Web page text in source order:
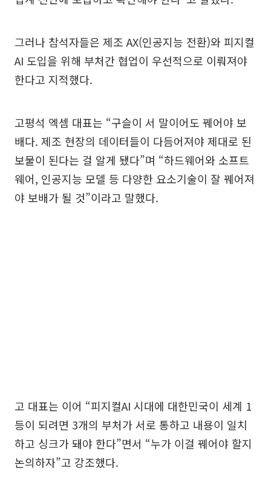
그러나 참석자들은 제조 AX(인공지능 전환)와 피지컬
AI 도입을 위해 부처간 협업이 우선적으로 이뤄져야
한다고 지적했다.
고평석 엑셈 대표는 “구슬이 서 말이어도 꿰어야 보
배다. 제조 현장의 데이터들이 다듬어져야 제대로 된
보물이 된다는 걸 알게 됐다”며 “하드웨어와 소프트
웨어, 인공지능 모델 등 다양한 요소기술이 잘 꿰어져
야 보배가 될 것”이라고 말했다.
고 대표는 이어 “피지컬AI 시대에 대한민국이 세계 1
등이 되려면 3개의 부처가 서로 통하고 내용이 일치
하고 싱크가 돼야 한다”면서 “누가 이걸 꿰어야 할지
논의하자”고 강조했다.